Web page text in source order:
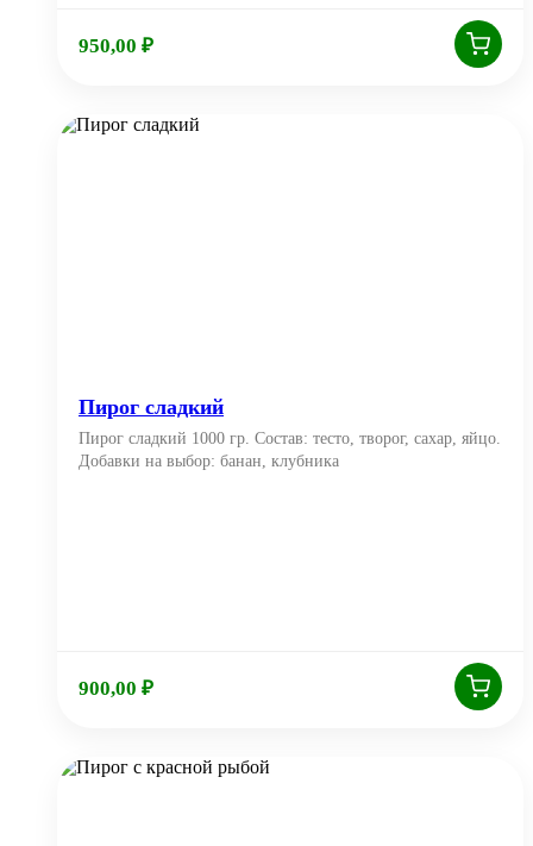
950,00 ₽
Пирог сладкий
Пирог сладкий 1000 гр. Состав: тесто, творог, сахар, яйцо.
Добавки на выбор: банан, клубника
900,00 ₽